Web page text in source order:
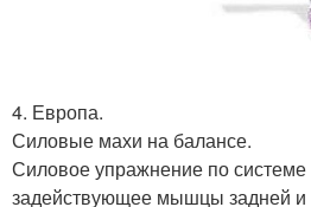
4. Европа.
Силовые махи на балансе.
Силовое упражнение по системе
задействующее мышцы задней и